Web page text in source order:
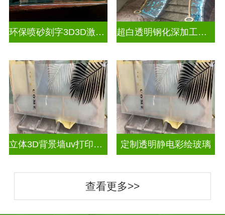
环保喷砂刻字3D3D激光内雕玻璃 超白透明钢化深加工激光内雕屏风
立体3D背景墙uv打印玻璃 定制透明静电彩绘玻璃
查看更多>>